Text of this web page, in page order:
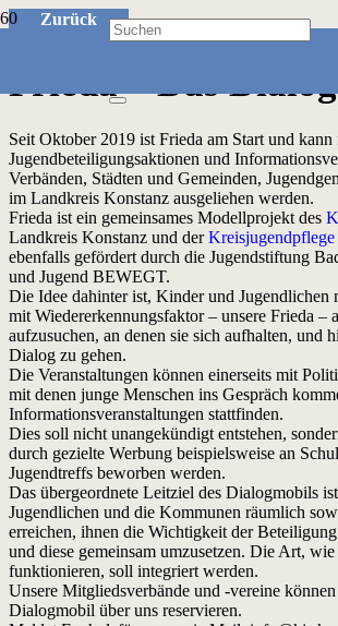
Zurück
Frieda – Das
Seit Oktober 2019 ist Frieda am Start und
Jugendbeteiligungsaktionen und
Verbänden, Städten und Gemeinden,
im Landkreis Konstanz ausgeliehen werden.
Frieda ist ein gemeinsames Modellprojekt des
Landkreis Konstanz und der
ebenfalls gefördert durch die Jugendstiftung
und Jugend BEWEGT.
Die Idee dahinter ist, Kinder und Jugendlichen
mit Wiedererkennungsfaktor – unsere Frieda –
aufzusuchen, an denen sie sich aufhalten, und
Dialog zu gehen.
Die Veranstaltungen können einerseits mit
mit denen junge Menschen ins Gespräch
Informationsveranstaltungen stattfinden.
Dies soll nicht unangekündigt entstehen,
durch gezielte Werbung beispielsweise an
Jugendtreffs beworben werden.
Das übergeordnete Leitziel des Dialogmobils
Jugendlichen und die Kommunen räumlich
erreichen, ihnen die Wichtigkeit der
und diese gemeinsam umzusetzen. Die Art,
funktionieren, soll integriert werden.
Unsere Mitgliedsverbände und -vereine
Dialogmobil über uns reservieren.